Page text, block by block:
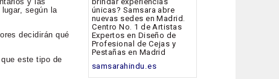
según la
decidirán qué
este tipo de
únicas? Samsara abre
nuevas sedes en Madrid.
Centro No. 1 de Artistas
Expertos en Diseño de
Profesional de Cejas y
Pestañas en Madrid
samsarahindu.es